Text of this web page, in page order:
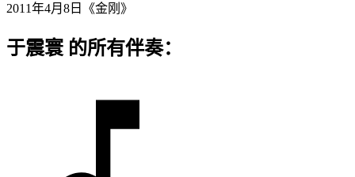
2011年4月8日《金刚》
于震寰 的所有伴奏：